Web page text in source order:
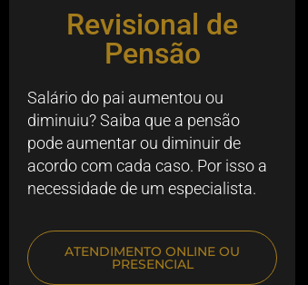
Revisional de
Pensão
Salário do pai aumentou ou
diminuiu? Saiba que a pensão
pode aumentar ou diminuir de
acordo com cada caso. Por isso a
necessidade de um especialista.
ATENDIMENTO ONLINE OU
PRESENCIAL